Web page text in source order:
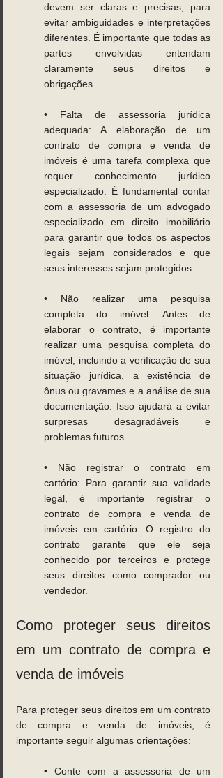
devem ser claras e precisas, para
evitar ambiguidades e interpretações
diferentes. É importante que todas as
partes envolvidas entendam
claramente seus direitos e
obrigações.
• Falta de assessoria jurídica
adequada: A elaboração de um
contrato de compra e venda de
imóveis é uma tarefa complexa que
requer conhecimento jurídico
especializado. É fundamental contar
com a assessoria de um advogado
especializado em direito imobiliário
para garantir que todos os aspectos
legais sejam considerados e que
seus interesses sejam protegidos.
• Não realizar uma pesquisa
completa do imóvel: Antes de
elaborar o contrato, é importante
realizar uma pesquisa completa do
imóvel, incluindo a verificação de sua
situação jurídica, a existência de
ônus ou gravames e a análise de sua
documentação. Isso ajudará a evitar
surpresas desagradáveis e
problemas futuros.
• Não registrar o contrato em
cartório: Para garantir sua validade
legal, é importante registrar o
contrato de compra e venda de
imóveis em cartório. O registro do
contrato garante que ele seja
conhecido por terceiros e protege
seus direitos como comprador ou
vendedor.
Como proteger seus direitos
em um contrato de compra e
venda de imóveis
Para proteger seus direitos em um contrato
de compra e venda de imóveis, é
importante seguir algumas orientações:
• Conte com a assessoria de um